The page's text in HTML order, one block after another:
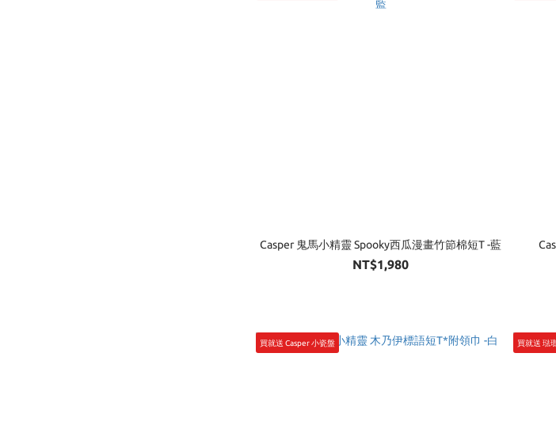
Casper 鬼馬小精靈 Spooky西瓜漫畫竹節棉短T -藍
NT$1,980
買就送 Casper 小瓷盤 買就送 琺